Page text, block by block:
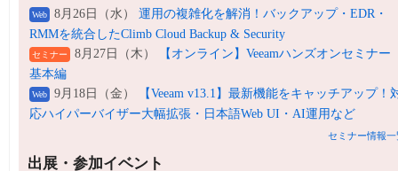
Web 8月26日（水） 運用の複雑化を解消！バックアップ・EDR・
RMMを統合したClimb Cloud Backup & Security
セミナー 8月27日（木）
【オンライン】Veeamハンズオンセミナー
基本編
Web 9月18日（金）
【Veeam v13.1】最新機能をキャッチアップ！
応ハイパーバイザー大幅拡張・日本語Web UI・AI運用など
セミナー情報一
出展・参加イベント